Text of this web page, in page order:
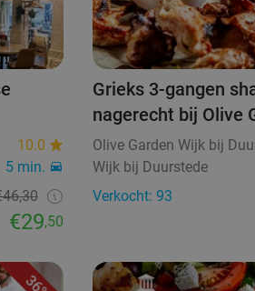
10.0
5 min.
€29,50
Grieks 3-gangen
nagerecht bij Olive
Olive Garden Wijk bij
Wijk bij Duurstede
Verkocht: 93